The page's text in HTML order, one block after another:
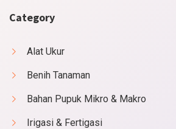
Category
Alat Ukur
Benih Tanaman
Bahan Pupuk Mikro & Makro
Irigasi & Fertigasi